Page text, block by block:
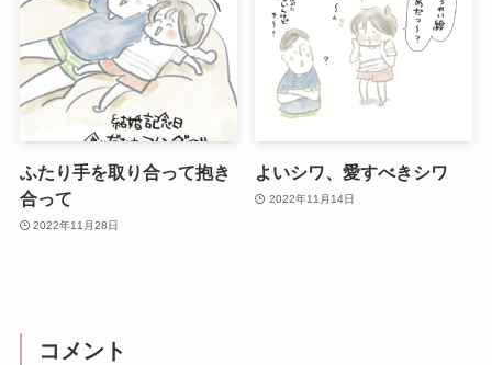
ふたり手を取り合って抱き
合って
2022年11月28日
よいシワ、愛すべきシワ
2022年11月14日
コメント